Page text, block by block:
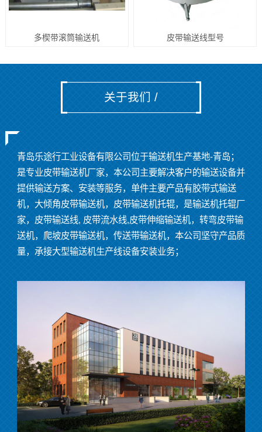
多楔带滚筒输送机 皮带输送线型号
关于我们 /
青岛乐途行工业设备有限公司位于输送机生产基地-青岛；
是专业皮带输送机厂家，本公司主要解决客户的输送设备并
提供输送方案、安装等服务，单件主要产品有胶带式输送
机，大倾角皮带输送机，皮带输送机托辊，是输送机托辊厂
家，皮带输送线, 皮带流水线,皮带伸缩输送机，转弯皮带输
送机，爬坡皮带输送机，传送带输送机，本公司坚守产品质
量，承接大型输送机生产线设备安装业务；